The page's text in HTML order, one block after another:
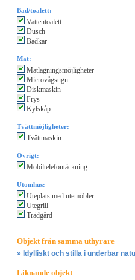
Bad/toalett:
Vattentoalett
Dusch
Badkar
Mat:
Matlagningsmöjligheter
Microvågsugn
Diskmaskin
Frys
Kylskåp
Tvättmöjligheter:
Tvättmaskin
Övrigt:
Mobiltelefontäckning
Utomhus:
Uteplats med utemöbler
Utegrill
Trädgård
Objekt från samma uthyrare
» Idylliskt och stilla i underbar
Liknande objekt